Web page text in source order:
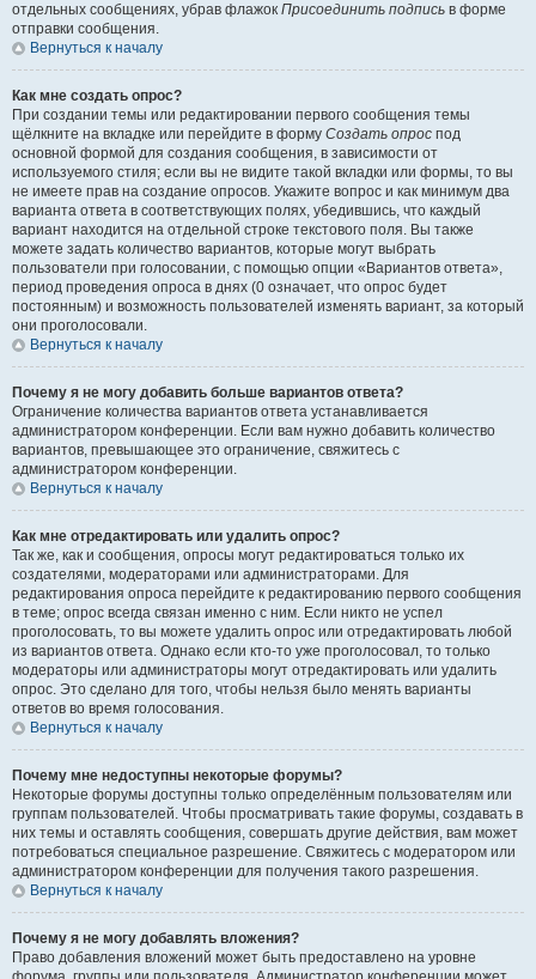
отдельных сообщениях, убрав флажок Присоединить подпись в форме
отправки сообщения.
Вернуться к началу
Как мне создать опрос?
При создании темы или редактировании первого сообщения темы
щёлкните на вкладке или перейдите в форму Создать опрос под
основной формой для создания сообщения, в зависимости от
используемого стиля; если вы не видите такой вкладки или формы, то вы
не имеете прав на создание опросов. Укажите вопрос и как минимум два
варианта ответа в соответствующих полях, убедившись, что каждый
вариант находится на отдельной строке текстового поля. Вы также
можете задать количество вариантов, которые могут выбрать
пользователи при голосовании, с помощью опции «Вариантов ответа»,
период проведения опроса в днях (0 означает, что опрос будет
постоянным) и возможность пользователей изменять вариант, за который
они проголосовали.
Вернуться к началу
Почему я не могу добавить больше вариантов ответа?
Ограничение количества вариантов ответа устанавливается
администратором конференции. Если вам нужно добавить количество
вариантов, превышающее это ограничение, свяжитесь с
администратором конференции.
Вернуться к началу
Как мне отредактировать или удалить опрос?
Так же, как и сообщения, опросы могут редактироваться только их
создателями, модераторами или администраторами. Для
редактирования опроса перейдите к редактированию первого сообщения
в теме; опрос всегда связан именно с ним. Если никто не успел
проголосовать, то вы можете удалить опрос или отредактировать любой
из вариантов ответа. Однако если кто-то уже проголосовал, то только
модераторы или администраторы могут отредактировать или удалить
опрос. Это сделано для того, чтобы нельзя было менять варианты
ответов во время голосования.
Вернуться к началу
Почему мне недоступны некоторые форумы?
Некоторые форумы доступны только определённым пользователям или
группам пользователей. Чтобы просматривать такие форумы, создавать в
них темы и оставлять сообщения, совершать другие действия, вам может
потребоваться специальное разрешение. Свяжитесь с модератором или
администратором конференции для получения такого разрешения.
Вернуться к началу
Почему я не могу добавлять вложения?
Право добавления вложений может быть предоставлено на уровне